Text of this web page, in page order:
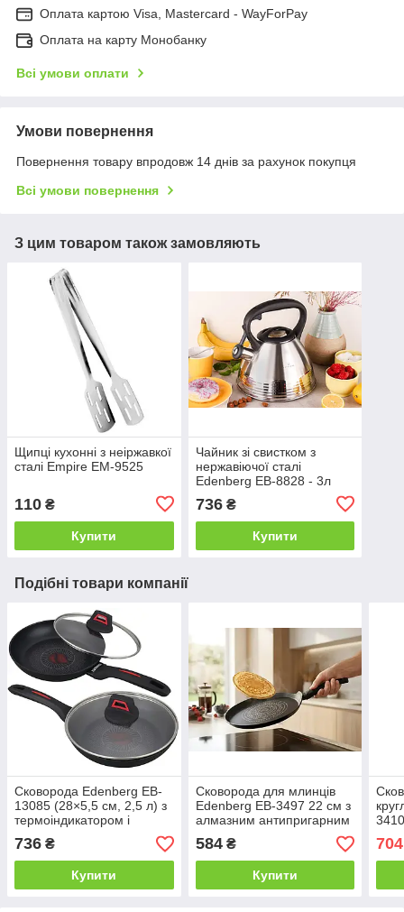
Оплата картою Visa, Mastercard - WayForPay
Оплата на карту Монобанку
Всі умови оплати
Умови повернення
Повернення товару впродовж 14 днів за рахунок покупця
Всі умови повернення
З цим товаром також замовляють
Щипці кухонні з неіржавкої
сталі Empire EM-9525
110 ₴
Купити
Чайник зі свистком з
нержавіючої сталі
Edenberg EB-8828 - 3л
736₴
Купити
Подібні товари компанії
Сковорода Edenberg EB-
13085 (28×5,5 см, 2,5 л) з
термоіндикатором і
скляною кришкою
736 ₴
Купити
Сковорода для млинців
Edenberg EB-3497 22 см з
алмазним антипригарним
покриттям
584₴
Купити
704